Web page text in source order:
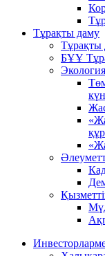
Тұрақты даму
Тұрақты
БҰҰ